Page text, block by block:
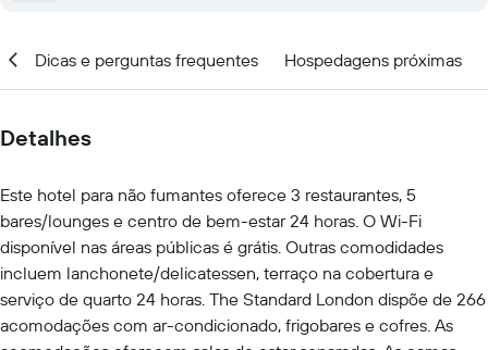
Dicas e perguntas frequentes Hospedagens próximas
Detalhes
Este hotel para não fumantes oferece 3 restaurantes, 5
bares/lounges e centro de bem-estar 24 horas. O Wi-Fi
disponível nas áreas públicas é grátis. Outras comodidades
incluem lanchonete/delicatessen, terraço na cobertura e
serviço de quarto 24 horas. The Standard London dispõe de 266
acomodações com ar-condicionado, frigobares e cofres. As